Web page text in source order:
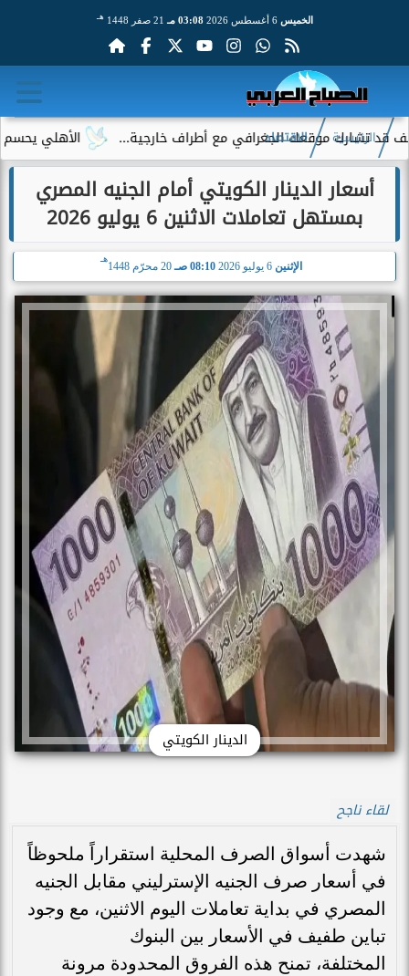
الخميس 6 أغسطس 2026 03:08 مـ 21 صفر 1448 هـ
الأهلي يحسم الجدل موقعك الجغرافي مع أطراف خارجية...
الرئيسية الاقتصاد
أسعار الدينار الكويتي أمام الجنيه المصري
بمستهل تعاملات الاثنين 6 يوليو 2026
الإثنين 6 يوليو 2026 08:10 صـ 20 محرّم 1448
هـ
الدينار الكويتي
لقاء ناجح
شهدت أسواق الصرف المحلية استقراراً ملحوظاً
في أسعار صرف الجنيه الإسترليني مقابل الجنيه
المصري في بداية تعاملات اليوم الاثنين، مع وجود
تباين طفيف في الأسعار بين البنوك
المختلفة، تمنح هذه الفروق المحدودة مرونة